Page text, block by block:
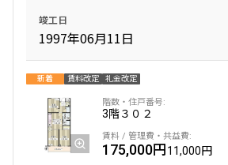
新築
5階 ５０１
竣工日
1997年06月11日
新着 賃料改定 礼金改定
3階３０２
175,000円11,000円